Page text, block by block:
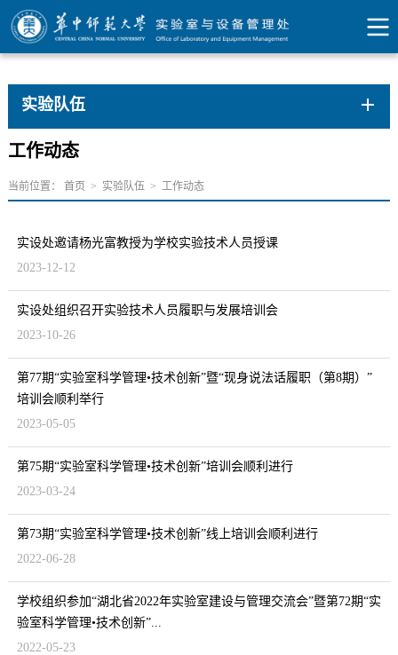
实验队伍
工作动态
当前位置： 首页 > 实验队伍 > 工作动态
实设处邀请杨光富教授为学校实验技术人员授课
2023-12-12
实设处组织召开实验技术人员履职与发展培训会
2023-10-26
第77期“实验室科学管理•技术创新”暨“现身说法话履职（第8期）”
培训会顺利举行
2023-05-05
第75期“实验室科学管理•技术创新”培训会顺利进行
2023-03-24
第73期“实验室科学管理•技术创新”线上培训会顺利进行
2022-06-28
学校组织参加“湖北省2022年实验室建设与管理交流会”暨第72期“实
验室科学管理•技术创新”...
2022-05-23